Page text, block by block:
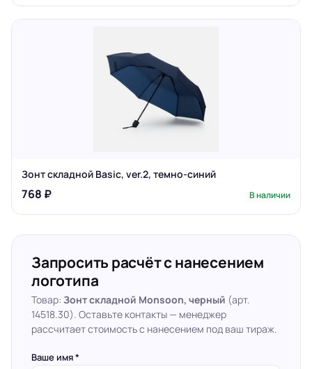
Зонт складной Basic, ver.2, темно-синий
768 ₽ В наличии
Запросить расчёт с нанесением
логотипа
Товар: Зонт складной Monsoon, черный (арт.
14518.30). Оставьте контакты — менеджер
рассчитает стоимость с нанесением под ваш тираж.
Ваше имя *